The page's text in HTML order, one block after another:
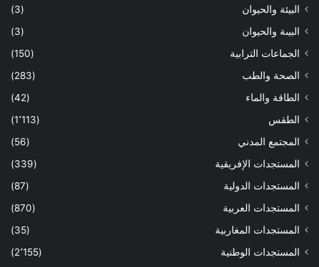
البيئة والحيوان
(3)
البيىة والحيوان
(3)
الجماعات الترابية
(150)
الصحة والطب
(283)
الطاقة والماء
(42)
الطقس
(1٬113)
المجتمع المدني
(56)
المستجدات الإفريقية
(339)
المستجدات الدولية
(87)
المستجدات العربية
(870)
المستجدات المغاربية
(35)
المستجدات الوطنية
(2٬155)